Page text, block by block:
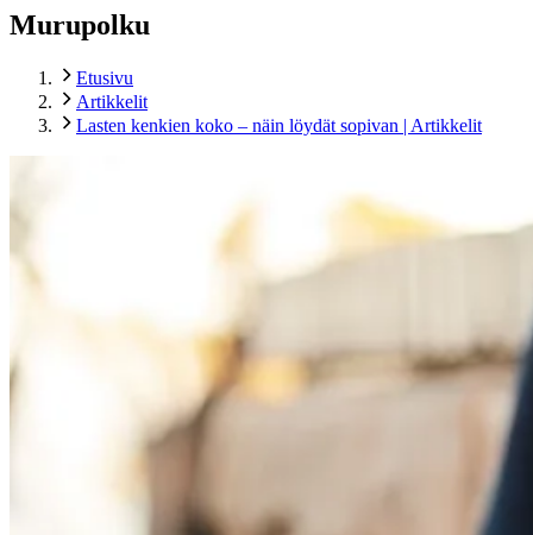
Murupolku
Etusivu
Artikkelit
Lasten kenkien koko – näin löydät sopivan | Artikkelit